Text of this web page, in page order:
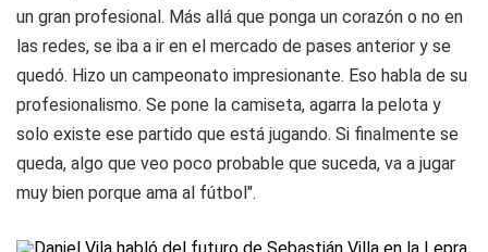
un gran profesional. Más allá que ponga un corazón o no en
las redes, se iba a ir en el mercado de pases anterior y se
quedó. Hizo un campeonato impresionante. Eso habla de su
profesionalismo. Se pone la camiseta, agarra la pelota y
solo existe ese partido que está jugando. Si finalmente se
queda, algo que veo poco probable que suceda, va a jugar
muy bien porque ama al fútbol".